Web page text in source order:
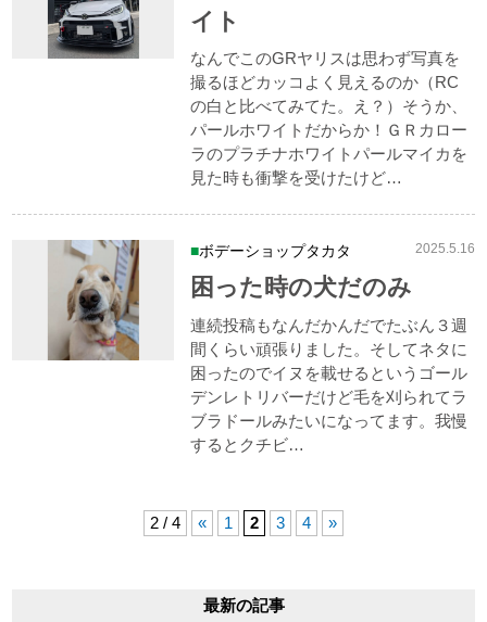
イト
なんでこのGRヤリスは思わず写真を
撮るほどカッコよく見えるのか（RC
の白と比べてみてた。え？）そうか、
パールホワイトだからか！ＧＲカロー
ラのプラチナホワイトパールマイカを
見た時も衝撃を受けたけど…
ボデーショップタカタ 2025.5.16
困った時の犬だのみ
連続投稿もなんだかんだでたぶん３週
間くらい頑張りました。そしてネタに
困ったのでイヌを載せるというゴール
デンレトリバーだけど毛を刈られてラ
ブラドールみたいになってます。我慢
するとクチビ…
2 / 4 « 1 2 3 4 »
最新の記事